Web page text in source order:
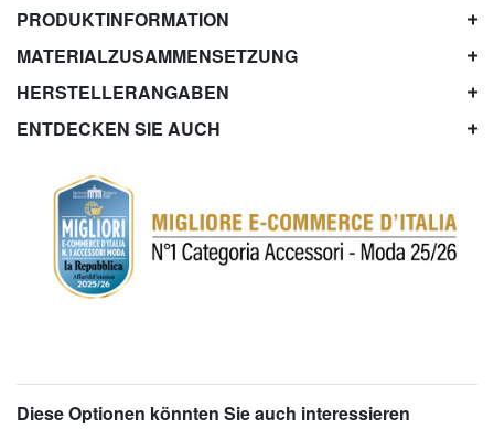
PRODUKTINFORMATION
MATERIALZUSAMMENSETZUNG
HERSTELLERANGABEN
ENTDECKEN SIE AUCH
Diese Optionen könnten Sie auch interessieren